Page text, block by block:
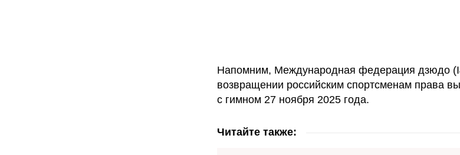
Напомним, Международная федерация дзюдо
возвращении российским спортсменам права
с гимном 27 ноября 2025 года.
Читайте также: